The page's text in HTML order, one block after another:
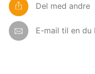
Del med andre
E-mail til en du